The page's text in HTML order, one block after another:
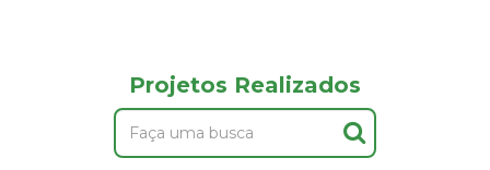
Projetos Realizados